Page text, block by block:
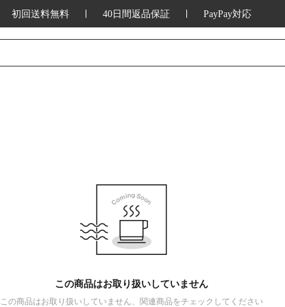
初回送料無料 40日間返品保証 PayPay対応
この商品はお取り扱いしていません
この商品はお取り扱いしていません、関連商品をチェックしてください